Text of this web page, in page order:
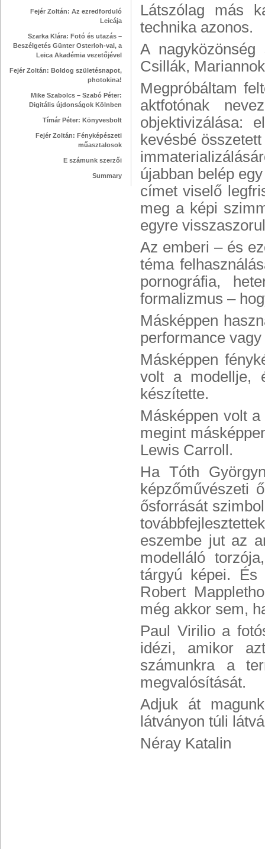
Fejér Zoltán: Az ezredforduló
Leicája
Szarka Klára: Fotó és utazás –
Beszélgetés Günter Osterloh-val, a
Leica Akadémia vezetőjével
Fejér Zoltán: Boldog születésnapot,
photokina!
Mike Szabolcs – Szabó Péter:
Digitális újdonságok Kölnben
Tímár Péter: Könyvesbolt
Fejér Zoltán: Fényképészeti
műasztalosok
E számunk szerzői
Summary
Látszólag más
technika azonos.
A
Csillák,
Megpróbáltam
aktfotónak
objektivizálása:
kevésbé
újabban belép
címet viselő
meg a képi
egyre
Az emberi – és
téma
pornográfia,
formalizmus –
Másképpen
performance
Másképpen
volt a modellje,
készítette.
Másképpen volt
megint
Lewis Carroll.
Ha Tóth
képzőművészeti
ősforrását
eszembe jut az
modelláló
tárgyú képei. És
Robert
még akkor sem,
Paul Virilio a
idézi, amikor
számunkra a
megvalósítását.
Adjuk át
látványon túli
Néray Katalin